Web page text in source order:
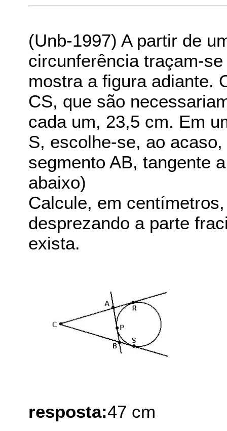
(Unb-1997) A partir de
circunferência traçam-
mostra a figura adiante.
CS, que são
cada um, 23,5 cm. Em
S, escolhe-se, ao
segmento AB, tangente
abaixo)
Calcule, em
desprezando a parte
exista.
resposta:47 cm